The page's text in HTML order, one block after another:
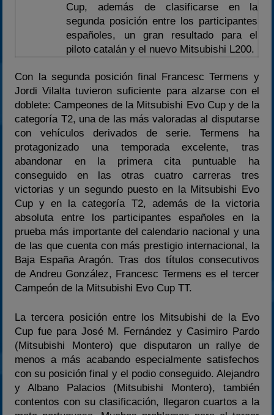
Cup, además de clasificarse en la
segunda posición entre los participantes
españoles, un gran resultado para el
piloto catalán y el nuevo Mitsubishi L200.
Con la segunda posición final Francesc Termens y
Jordi Vilalta tuvieron suficiente para alzarse con el
doblete: Campeones de la Mitsubishi Evo Cup y de la
categoría T2, una de las más valoradas al disputarse
con vehículos derivados de serie. Termens ha
protagonizado una temporada excelente, tras
abandonar en la primera cita puntuable ha
conseguido en las otras cuatro carreras tres
victorias y un segundo puesto en la Mitsubishi Evo
Cup y en la categoría T2, además de la victoria
absoluta entre los participantes españoles en la
prueba más importante del calendario nacional y una
de las que cuenta con más prestigio internacional, la
Baja España Aragón. Tras dos títulos consecutivos
de Andreu González, Francesc Termens es el tercer
Campeón de la Mitsubishi Evo Cup TT.
La tercera posición entre los Mitsubishi de la Evo
Cup fue para José M. Fernández y Casimiro Pardo
(Mitsubishi Montero) que disputaron un rallye de
menos a más acabando especialmente satisfechos
con su posición final y el podio conseguido. Alejandro
y Albano Palacios (Mitsubishi Montero), también
contentos con su clasificación, llegaron cuartos a la